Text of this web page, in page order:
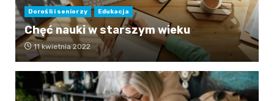
Dorośli i seniorzy Edukacja
Chęć nauki w starszym wieku
11 kwietnia 2022